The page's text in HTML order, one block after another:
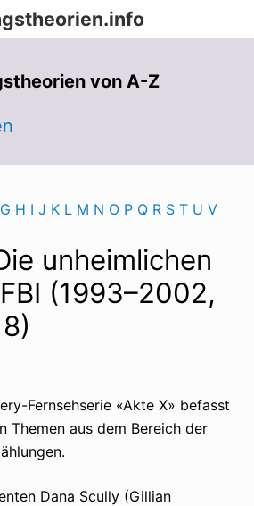
von A-Z
G H I J K L M N O P Q R S T U V
unheimlichen
(1993–2002,
Fernsehserie «Akte X» befasst
Themen aus dem Bereich der
Dana Scully (Gillian